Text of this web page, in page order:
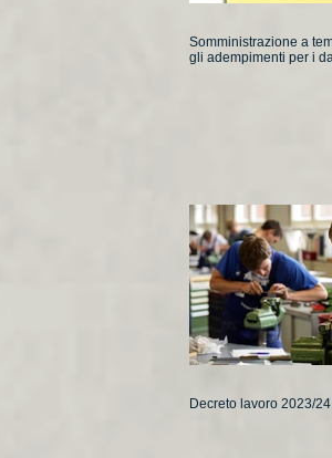
Somministrazione a
gli adempimenti per i
Decreto lavoro 2023/24